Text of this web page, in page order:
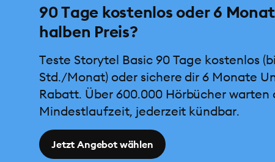
90 Tage kostenlos oder 6
halben Preis?
Teste Storytel Basic 90 Tage kostenlos
Std./Monat) oder sichere dir 6 Monate
Rabatt. Über 600.000 Hörbücher warten
Mindestlaufzeit, jederzeit kündbar.
Jetzt Angebot wählen